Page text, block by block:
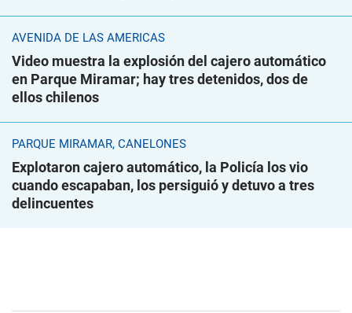
AVENIDA DE LAS AMÉRICAS
Video muestra la explosión del cajero automático
en Parque Miramar; hay tres detenidos, dos de
ellos chilenos
PARQUE MIRAMAR, CANELONES
Explotaron cajero automático, la Policía los vio
cuando escapaban, los persiguió y detuvo a tres
delincuentes